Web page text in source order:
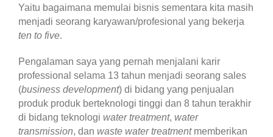
Yaitu bagaimana memulai bisnis sementara kita masih
menjadi seorang karyawan/profesional yang bekerja
ten to five.
Pengalaman saya yang pernah menjalani karir
professional selama 13 tahun menjadi seorang sales
(business development) di bidang yang penjualan
produk produk berteknologi tinggi dan 8 tahun terakhir
di bidang teknologi water treatment, water
transmission, dan waste water treatment memberikan